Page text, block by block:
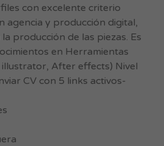
con excelente criterio
agencia y producción digital,
producción de las piezas. Es
en Herramientas
After effects) Nivel
CV con 5 links activos-